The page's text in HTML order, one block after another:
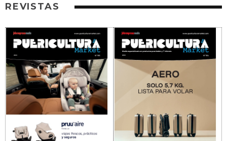
REVISTAS